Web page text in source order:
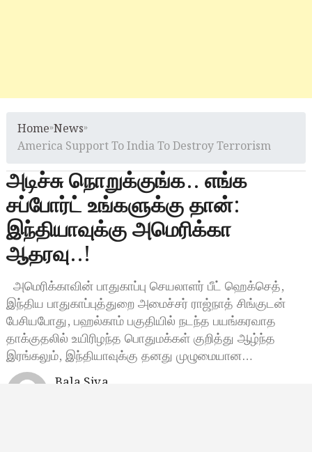
Home»News»
America Support To India To Destroy Terrorism
அடிச்சு நொறுக்குங்க.. எங்க
சப்போர்ட் உங்களுக்கு தான்:
இந்தியாவுக்கு அமெரிக்கா
ஆதரவு..!
அமெரிக்காவின் பாதுகாப்பு செயலாளர் பீட் ஹெக்செத்,
இந்திய பாதுகாப்புத்துறை அமைச்சர் ராஜ்நாத் சிங்குடன்
பேசியபோது, பஹல்காம் பகுதியில் நடந்த பயங்கரவாத
தாக்குதலில் உயிரிழந்த பொதுமக்கள் குறித்து ஆழ்ந்த
இரங்கலும், இந்தியாவுக்கு தனது முழுமையான…
Bala Siva